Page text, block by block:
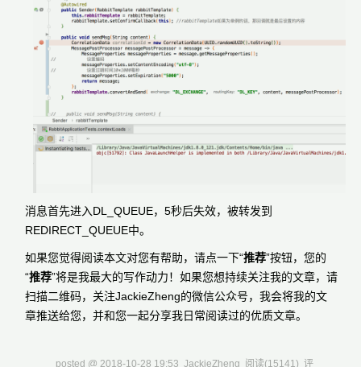
消息首先进入DL_QUEUE，5秒后失效，被转发到
REDIRECT_QUEUE中。
如果您觉得阅读本文对您有帮助，请点一下“推荐”按钮，您的
“推荐”将是我最大的写作动力！如果您想持续关注我的文章，请
扫描二维码，关注JackieZheng的微信公众号，我会将我的文
章推送给您，并和您一起分享我日常阅读过的优质文章。
posted @ 2018-10-28 19:53 JackieZheng 阅读(15141 ) 评